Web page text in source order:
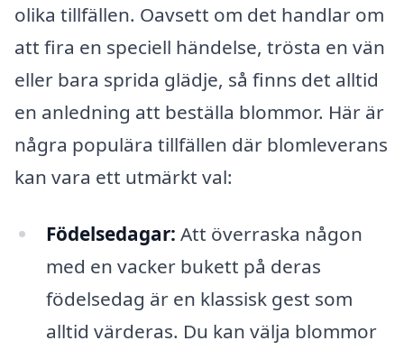
olika tillfällen. Oavsett om det handlar om
att fira en speciell händelse, trösta en vän
eller bara sprida glädje, så finns det alltid
en anledning att beställa blommor. Här är
några populära tillfällen där blomleverans
kan vara ett utmärkt val:
Födelsedagar: Att överraska någon
med en vacker bukett på deras
födelsedag är en klassisk gest som
alltid värderas. Du kan välja blommor